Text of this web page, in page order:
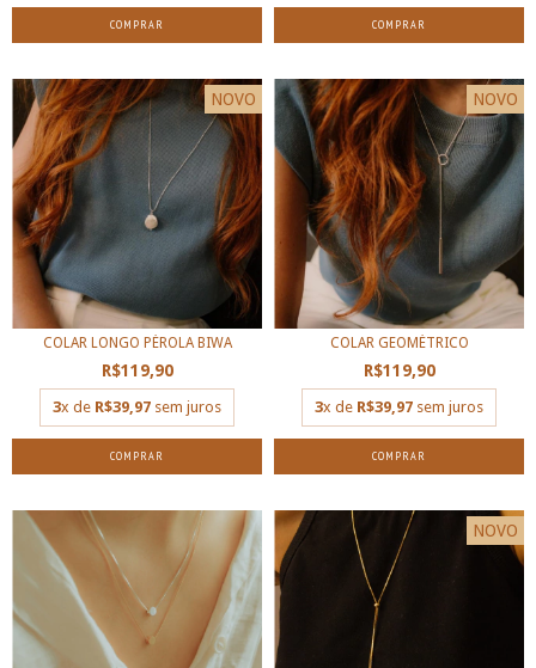
COMPRAR COMPRAR
NOVO
COLAR LONGO PÉROLA BIWA
R$119,90
3x de R$39,97 sem juros
COMPRAR
NOVO
COLAR GEOMÉTRICO
R$119,90
3x de R$39,97 sem juros
COMPRAR
NOVO